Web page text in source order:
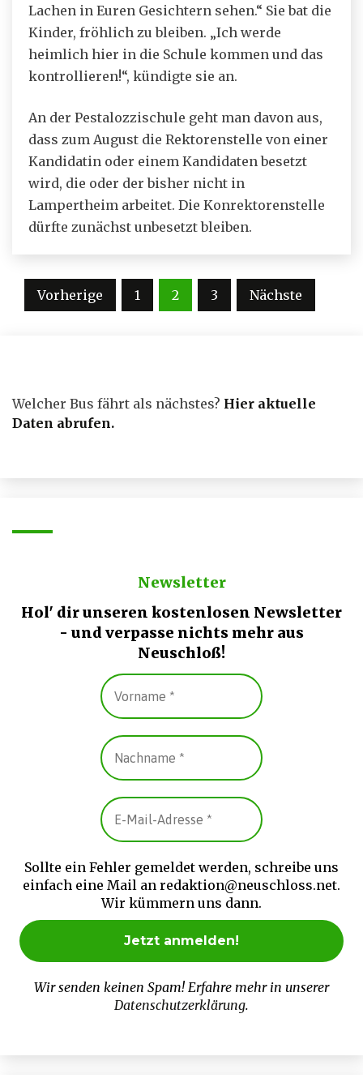
Lachen in Euren Gesichtern sehen.“ Sie bat die
Kinder, fröhlich zu bleiben. „Ich werde
heimlich hier in die Schule kommen und das
kontrollieren!“, kündigte sie an.
An der Pestalozzischule geht man davon aus,
dass zum August die Rektorenstelle von einer
Kandidatin oder einem Kandidaten besetzt
wird, die oder der bisher nicht in
Lampertheim arbeitet. Die Konrektorenstelle
dürfte zunächst unbesetzt bleiben.
Seitennummerierung
Vorherige 1 2 3 Nächste
Welcher Bus fährt als nächstes? Hier aktuelle
Daten abrufen.
Newsletter
Hol' dir unseren kostenlosen Newsletter
- und verpasse nichts mehr aus
Neuschloß!
Sollte ein Fehler gemeldet werden, schreibe uns
einfach eine Mail an redaktion@neuschloss.net.
Wir kümmern uns dann.
Wir senden keinen Spam! Erfahre mehr in unserer
Datenschutzerklärung.